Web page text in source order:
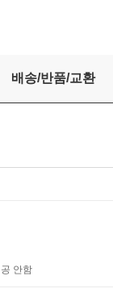
배송/반품/교환
안함